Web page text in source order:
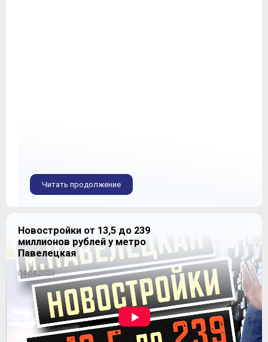
Читать продолжение
Новостройки от 13,5 до 239
миллионов рублей у метро
Павелецкая
04.04.2023